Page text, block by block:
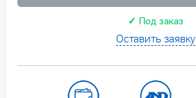
✓ Под заказ
Оставить заявку